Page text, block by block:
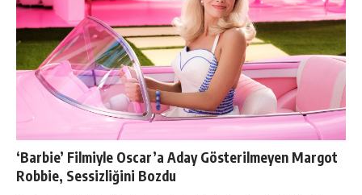
‘Barbie’ Filmiyle Oscar’a Aday Gösterilmeyen Margot
Robbie, Sessizliğini Bozdu